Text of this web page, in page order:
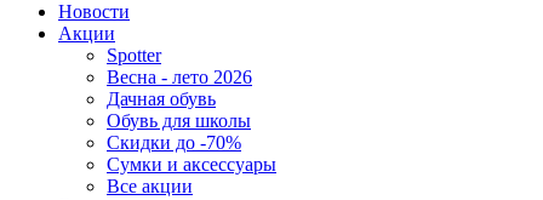
Новости
Акции
Spotter
Весна - лето 2026
Дачная обувь
Обувь для школы
Скидки до -70%
Сумки и аксессуары
Все акции